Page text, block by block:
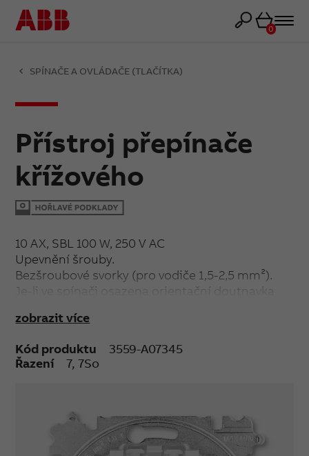
Košík
0
SPÍNAČE A OVLÁDAČE (TLAČÍTKA)
Přístroj přepínače
křížového
10 AX, SBL 100 W, 250 V AC
Upevnění šrouby.
Bezšroubové svorky (pro vodiče 1,5-2,5 mm²).
Je-li ve spínači osazena orientační doutnavka
světelným zdrojem (např. kompaktní zářivka
Doutnavka ani LED není součástí spínače.
zobrazit více
Kód produktu
3559-A07345
Řazení
7, 7So